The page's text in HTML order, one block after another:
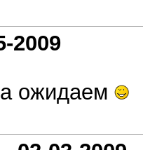
2009
ожидаем